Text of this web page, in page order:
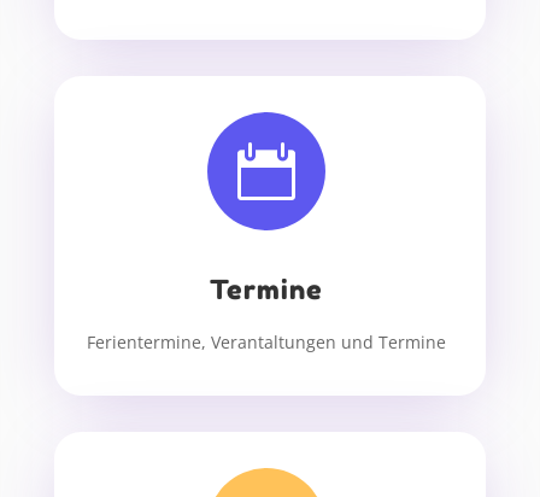

Termine
Ferientermine, Verantaltungen und Termine